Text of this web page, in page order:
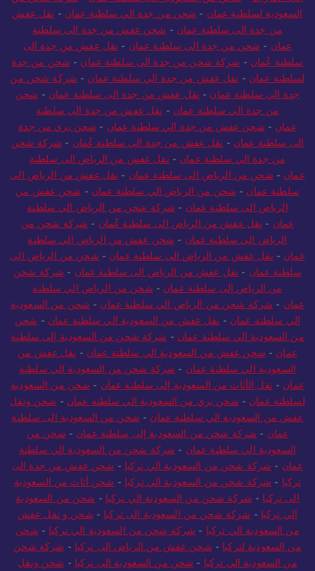
السعودية لسلطنة عمان - شحن من جدة الي سلطنة عمان - نقل عفش
من جدة الى سلطنة عمان - شحن عفش من جدة الى سلطنة
عمان - شحن من جدة الى سلطنة عمان - نقل عفش من جدة الى
سلطنة عُمان - شركة شحن من جدة الى سلطنة عمان - شحن من جدة
لسلطنة عمان - نقل عفش من جدة الي سلطنة عمان - شركة شحن من
جدة الي سلطنة عمان - نقل عفش من جدة الى سلطنة عمان - شحن
من جدة الي سلطنة عمان - نقل عفش من جدة الى سلطنة
عمان - شحن عفش من جدة الي سلطنة عمان - شحن بري من جدة
الى سلطنة عمان - نقل عفش من جدة الى سلطنة عُمان - شركة شحن
من جدة الي سلطنة عمان - نقل عفش من الرياض الى سلطنة
عمان - شحن من الرياض الى سلطنة عمان - نقل عفش من الرياض الى
سلطنة عمان - شحن من الرياض الي سلطنة عمان - شحن عفش من
الرياض الى سلطنة عمان - شركة شحن من الرياض الي سلطنة
عمان - نقل عفش من الرياض الى سلطنة عُمان - شركة شحن من
الرياض الي سلطنة عمان - شحن عفش من الرياض الي سلطنة
عمان - نقل عفش من الرياض الى سلطنة عمان - شحن من الرياض الى
سلطنة عمان - نقل عفش من الرياض الى سلطنة عمان - شركة شحن
من الرياض إلى سلطنة عمان - شحن من الرياض الي سلطنة
عمان - شركة شحن من الرياض الي سلطنة عمان - شحن من السعودية
الي سلطنة عمان - نقل عفش من السعودية الي سلطنة عمان - شحن
من السعودية الي سلطنة عمان - شركة شحن من السعودية إلى سلطنة
عمان - شحن عفش من السعودية الي سلطنة عمان - نقل عفش من
السعودية الي سلطنة عمان - شركة شحن من السعودية الي سلطنة
عمان - نقل الأثاث من السعودية إلى سلطنة عمان - شحن من السعودية
لسلطنة عمان - شحن بري من السعودية الي سلطنة عمان - شحن ونقل
عفش من السعودية الي سلطنة عمان - شحن من السعودية الى سلطنة
عمان - شركة شحن من السعودية إلى سلطنة عمان - شحن من
السعودية الي سلطنة عمان - شركة شحن من السعودية الي سلطنة
عمان - شركة شحن من السعودية الي تركيا - شحن عفش من جدة الى
تركيا - شركة شحن من السعودية الي تركيا - شحن أثاث من السعودية
الى تركيا - شركة شحن من السعودية الي تركيا - شحن من السعودية
الي تركيا - شركة شحن من السعودية الى تركيا - شحن و نقل عفش
من السعودية الي تركيا - شركة شحن من السعودية الي تركيا - شحن
من السعودية لتركيا - شحن عفش من الرياض الى تركيا - شركة شحن
من السعودية الي تركيا - شحن من السعودية الى تركيا - شحن ونقل